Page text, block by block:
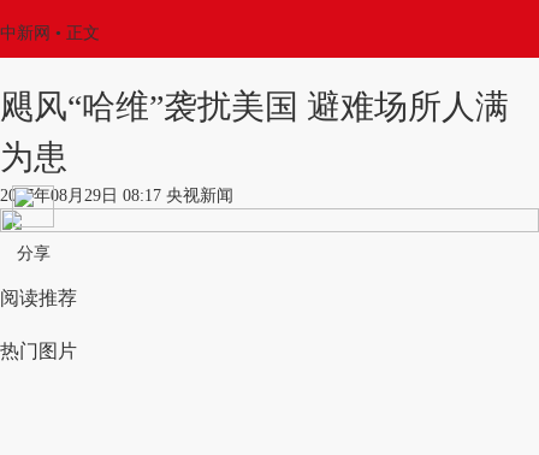
中新网 • 正文
飓风“哈维”袭扰美国 避难场所人满
为患
2017年08月29日 08:17 央视新闻
分享
阅读推荐
热门图片